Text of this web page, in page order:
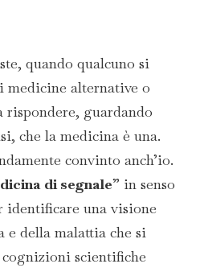
quando qualcuno si
medicine alternative o
rispondere, guardando
che la medicina è una.
convinto anch’io.
di segnale” in senso
una visione
e della malattia che si
scientifiche